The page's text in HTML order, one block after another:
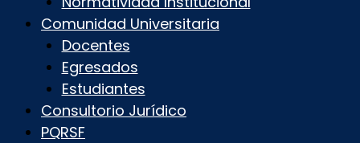
Comunidad Universitaria
Docentes
Egresados
Estudiantes
Consultorio Jurídico
PQRSF